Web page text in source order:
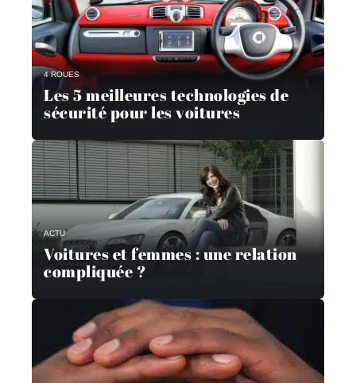
4 ROUES
Les 5 meilleures technologies de
sécurité pour les voitures
ACTU
Voitures et femmes : une relation
compliquée ?